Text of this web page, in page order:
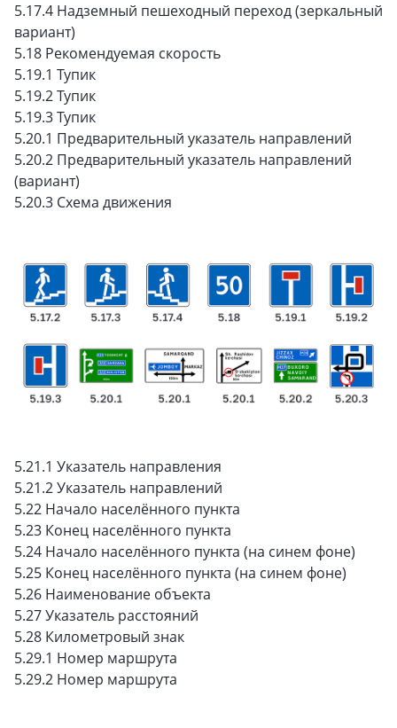
5.17.4 Надземный пешеходный переход (зеркальный
вариант)
5.18 Рекомендуемая скорость
5.19.1 Тупик
5.19.2 Тупик
5.19.3 Тупик
5.20.1 Предварительный указатель направлений
5.20.2 Предварительный указатель направлений
(вариант)
5.20.3 Схема движения
5.21.1 Указатель направления
5.21.2 Указатель направлений
5.22 Начало населённого пункта
5.23 Конец населённого пункта
5.24 Начало населённого пункта (на синем фоне)
5.25 Конец населённого пункта (на синем фоне)
5.26 Наименование объекта
5.27 Указатель расстояний
5.28 Километровый знак
5.29.1 Номер маршрута
5.29.2 Номер маршрута